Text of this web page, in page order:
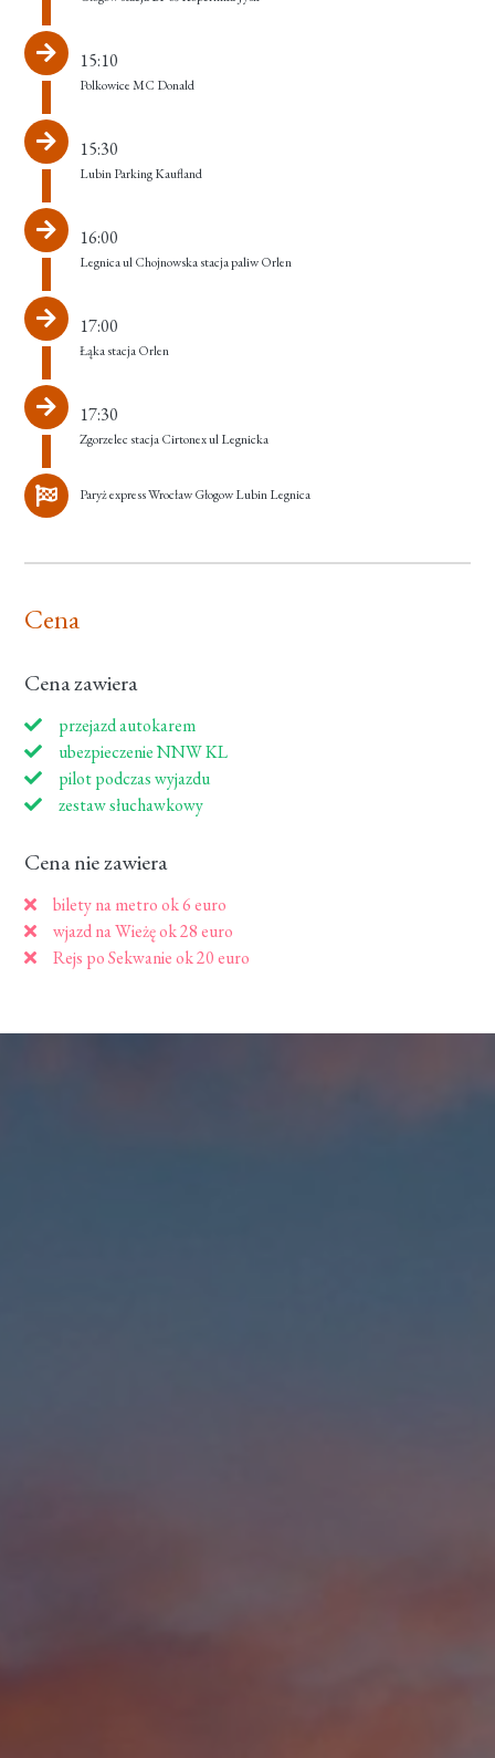
15:10
Polkowice MC Donald
15:30
Lubin Parking Kaufland
16:00
Legnica ul Chojnowska stacja paliw Orlen
17:00
Łąka stacja Orlen
17:30
Zgorzelec stacja Cirtonex ul Legnicka
Paryż express Wrocław Głogow Lubin Legnica
Cena
Cena zawiera
przejazd autokarem
ubezpieczenie NNW KL
pilot podczas wyjazdu
zestaw słuchawkowy
Cena nie zawiera
bilety na metro ok 6 euro
wjazd na Wieżę ok 28 euro
Rejs po Sekwanie ok 20 euro